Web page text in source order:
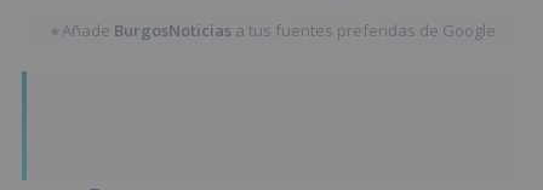
★Añade BurgosNoticias a tus fuentes preferidas de Google